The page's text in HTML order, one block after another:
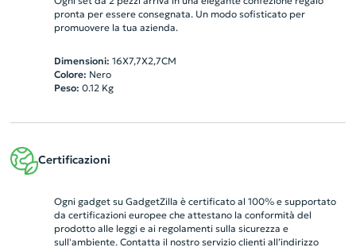
pronta per essere consegnata. Un modo sofisticato per
promuovere la tua azienda.
Dimensioni: 16X7,7X2,7CM
Colore: Nero
Peso: 0.12 Kg
Certificazioni
Ogni gadget su GadgetZilla è certificato al 100% e supportato
da certificazioni europee che attestano la conformità del
prodotto alle leggi e ai regolamenti sulla sicurezza e
sull'ambiente. Contatta il nostro servizio clienti all’indirizzo